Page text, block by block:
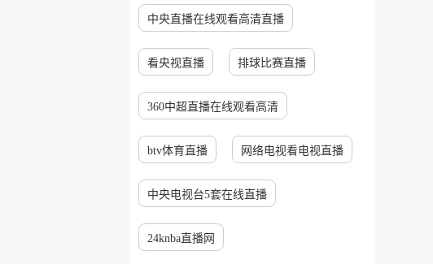
中央直播在线观看高清直播
看央视直播 排球比赛直播
360中超直播在线观看高清
btv体育直播 网络电视看电视直播
中央电视台5套在线直播
24knba直播网